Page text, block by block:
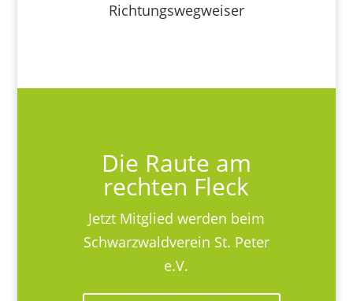
Richtungswegweiser
Die Raute am
rechten Fleck
Jetzt Mitglied werden beim
Schwarzwaldverein St. Peter
e.V.